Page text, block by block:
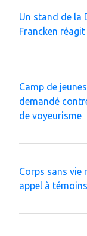
Un stand de la
Francken réagit
Camp de
demandé
de voyeurisme
Corps sans vie
appel à